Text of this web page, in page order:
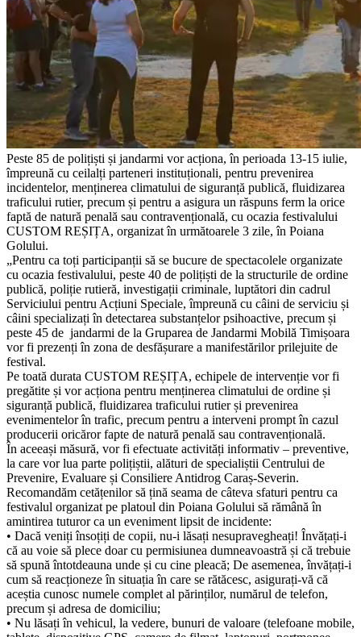
Peste 85 de polițiști și jandarmi vor acționa, în perioada 13-15 iulie,
împreună cu ceilalți parteneri instituționali, pentru prevenirea
incidentelor, menținerea climatului de siguranță publică, fluidizarea
traficului rutier, precum și pentru a asigura un răspuns ferm la orice
faptă de natură penală sau contravențională, cu ocazia festivalului
CUSTOM REȘIȚA, organizat în următoarele 3 zile, în Poiana
Golului.
„Pentru ca toți participanții să se bucure de spectacolele organizate
cu ocazia festivalului, peste 40 de polițiști de la structurile de ordine
publică, poliție rutieră, investigații criminale, luptători din cadrul
Serviciului pentru Acțiuni Speciale, împreună cu câini de serviciu și
câini specializați în detectarea substanțelor psihoactive, precum și
peste 45 de jandarmi de la Gruparea de Jandarmi Mobilă Timișoara
vor fi prezenți în zona de desfășurare a manifestărilor prilejuite de
festival.
Pe toată durata CUSTOM REȘIȚA, echipele de intervenție vor fi
pregătite și vor acționa pentru menținerea climatului de ordine și
siguranță publică, fluidizarea traficului rutier și prevenirea
evenimentelor în trafic, precum pentru a interveni prompt în cazul
producerii oricăror fapte de natură penală sau contravențională.
În aceeași măsură, vor fi efectuate activități informativ – preventive,
la care vor lua parte polițiștii, alături de specialiștii Centrului de
Prevenire, Evaluare și Consiliere Antidrog Caraș-Severin.
Recomandăm cetățenilor să țină seama de câteva sfaturi pentru ca
festivalul organizat pe platoul din Poiana Golului să rămână în
amintirea tuturor ca un eveniment lipsit de incidente:
• Dacă veniți însoțiți de copii, nu-i lăsați nesupravegheați! Învățați-i
că au voie să plece doar cu permisiunea dumneavoastră și că trebuie
să spună întotdeauna unde și cu cine pleacă; De asemenea, învățați-i
cum să reacționeze în situația în care se rătăcesc, asigurați-vă că
aceștia cunosc numele complet al părinților, numărul de telefon,
precum și adresa de domiciliu;
• Nu lăsați în vehicul, la vedere, bunuri de valoare (telefoane mobile,